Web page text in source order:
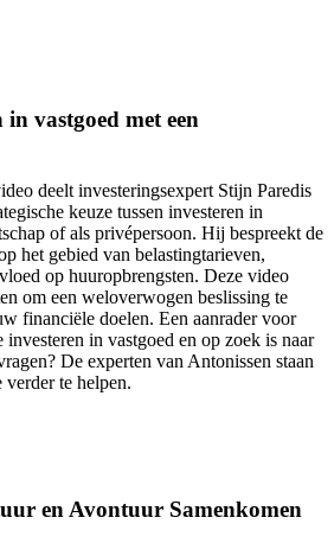
vastgoed met een
deelt investeringsexpert Stijn Paredis
keuze tussen investeren in
of als privépersoon. Hij bespreekt de
het gebied van belastingtarieven,
op huuropbrengsten. Deze video
om een weloverwogen beslissing te
financiële doelen. Een aanrader voor
investeren in vastgoed en op zoek is naar
De experten van Antonissen staan
verder te helpen.
en Avontuur Samenkomen